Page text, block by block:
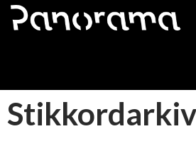
Søk
HOPP